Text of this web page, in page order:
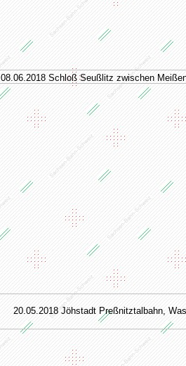
08.06.2018 Schloß Seußlitz zwischen
20.05.2018 Jöhstadt Preßnitztalbahn,